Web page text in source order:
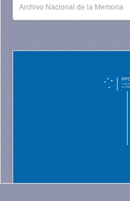
Archivo Nacional de la Memoria